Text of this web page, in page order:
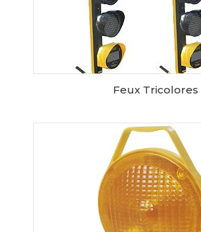
Feux Tricolores
AJOUTER AU PANIER